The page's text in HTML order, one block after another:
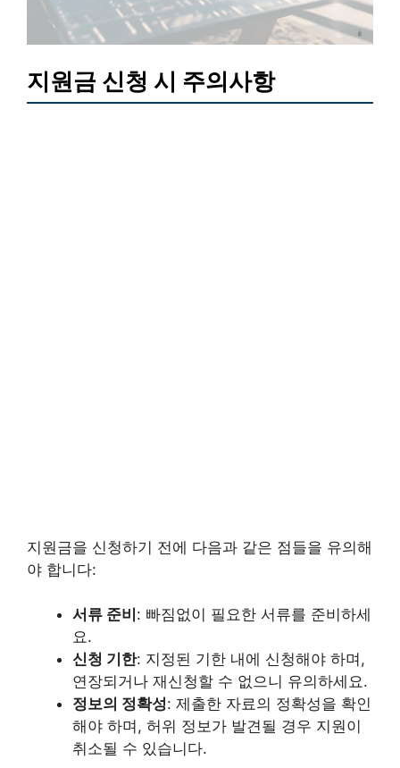
지원금 신청 시 주의사항
지원금을 신청하기 전에 다음과 같은 점들을 유의해
야 합니다:
서류 준비 : 빠짐없이 필요한 서류를 준비하세
요.
신청 기한: 지정된 기한 내에 신청해야 하며,
연장되거나 재신청할 수 없으니 유의하세요.
정보의 정확성: 제출한 자료의 정확성을 확인
해야 하며, 허위 정보가 발견될 경우 지원이
취소될 수 있습니다.